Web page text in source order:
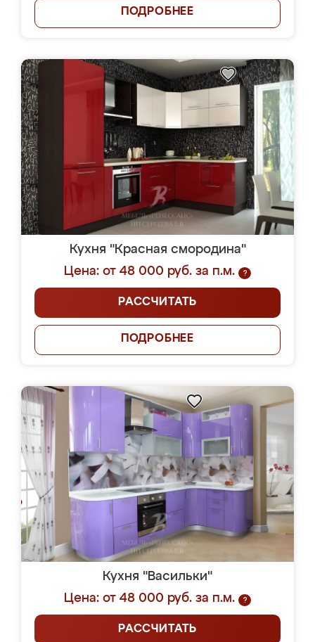
ПОДРОБНЕЕ
Кухня "Красная смородина"
Цена: от 48 000 руб. за п.м.
?
РАССЧИТАТЬ
ПОДРОБНЕЕ
Кухня "Васильки"
Цена: от 48 000 руб. за п.м.
?
РАССЧИТАТЬ